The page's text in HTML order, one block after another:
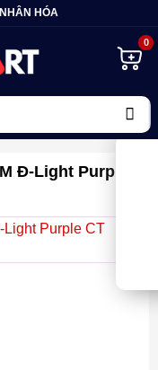
HÓA
Đ-Light Purple